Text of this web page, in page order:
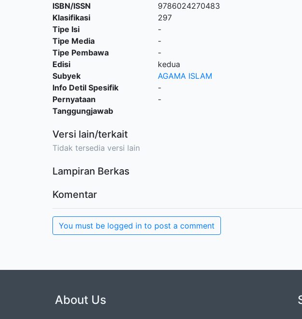
ISBN/ISSN
9786024270483
Klasifikasi
297
Tipe Isi
-
Tipe Media
-
Tipe Pembawa
-
Edisi
kedua
Subyek
AGAMA ISLAM
Info Detil Spesifik
-
Pernyataan
Tanggungjawab
-
Versi lain/terkait
Tidak tersedia versi lain
Lampiran Berkas
Komentar
You must be logged in to post a comment
About Us